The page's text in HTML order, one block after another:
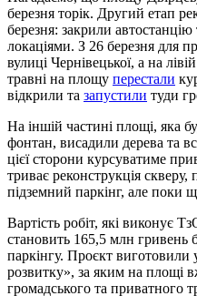
березня торік. Другий етап
березня: закрили автостанцію
локаціями. З 26 березня для
вулиці Чернівецької, а на
травні на площу перестали
відкрили та запустили туди
На іншій частині площі, яка
фонтан, висадили дерева та
цієї сторони курсуватиме
триває реконструкція
підземний паркінг, але поки
Вартість робіт, які виконує
становить 165,5 млн гривень
паркінгу. Проєкт
розвитку», за яким на площі
громадського та приватного